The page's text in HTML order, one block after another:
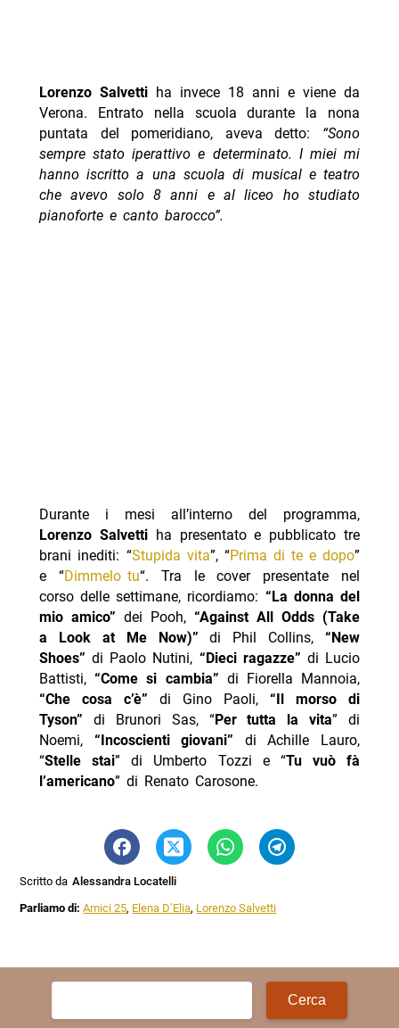
Lorenzo Salvettiha invece 18 anni e viene da
Verona. Entrato nella scuola durante la nona
puntata del pomeridiano, aveva detto: “Sono
sempre stato iperattivo e determinato. I miei mi
hanno iscritto a una scuola di musical e teatro
che avevo solo 8 anni e al liceo ho studiato
pianoforte e canto barocco”.
Durante i mesi all’interno del programma,
Lorenzo Salvettiha presentato e pubblicato tre
brani inediti: “Stupida vita”, “Prima di te e dopo”
e “Dimmelo tu“. Tra le cover presentate nel
corso delle settimane, ricordiamo: “La donna del
mio amico” dei Pooh,“Against All Odds (Take
a Look at Me Now)” di Phil Collins,“New
Shoes” di Paolo Nutini, “Dieci ragazze” di Lucio
Battisti,“Come si cambia” di Fiorella Mannoia,
“Che cosa c’è” di Gino Paoli,“Il morso di
Tyson” di Brunori Sas, “Per tutta la vita” di
Noemi, “Incoscienti giovani” di Achille Lauro,
“Stelle stai” di Umberto Tozzi e “Tu vuò fà
l’americano” di Renato Carosone.
Scritto da Alessandra Locatelli
Parliamo di:Amici 25, Elena D’Elia, Lorenzo Salvetti
Ricerca